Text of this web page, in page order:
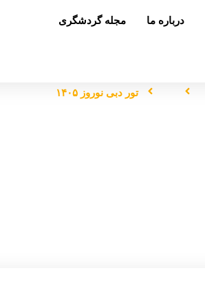
درباره ما
مجله گردشگری
تور دبی نوروز ۱۴۰۵